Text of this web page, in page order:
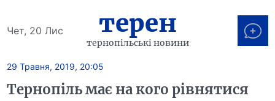
Чет, 20 Лис терен
тернопільські новини
29 Травня, 2019, 20:05
Тернопіль має на кого рівнятися